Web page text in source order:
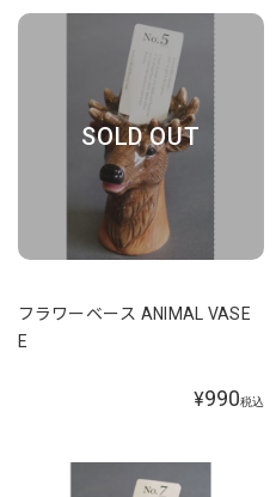
SOLD OUT
フラワーベース ANIMAL VASE
E
¥990税込